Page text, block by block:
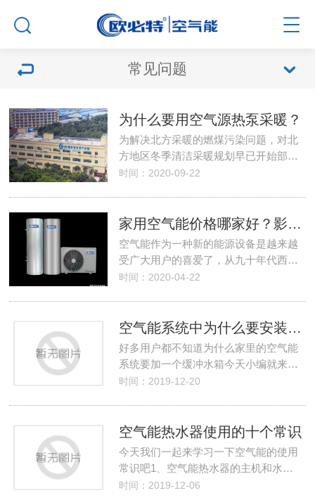
常见问题
为什么要用空气源热泵采暖？
为解决北方采暖的燃煤污染问题，对北
方地区冬季清洁采暖规划早已开始部…
时间：2020-09-22
家用空气能价格哪家好？影响家用空气能价格因素有哪些？
空气能作为一种新的能源设备是越来越
受广大用户的喜爱了，从九十年代西…
时间：2020-04-22
空气能系统中为什么要安装缓冲水箱？
好多用户都不知道为什么家里的空气能
系统要加一个缓冲水箱今天小编就来…
时间：2019-12-20
空气能热水器使用的十个常识
今天我们一起来学习一下空气能的使用
常识吧1、空气能热水器的主机和水…
时间：2019-12-06